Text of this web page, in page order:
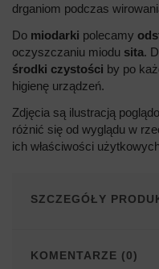
drganiom podczas
Do miodarki polecamy
oczyszczaniu miodu sita.
środki czystości by po
higienę urządzeń.
Zdjęcia są ilustracją
różnić się od wyglądu w
ich właściwości
SZCZEGÓŁY
KOMENTARZE (0)